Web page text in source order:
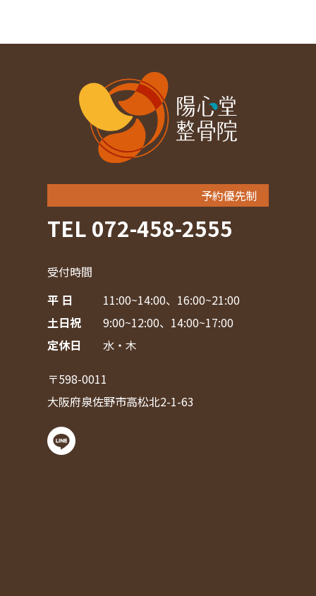
予約優先制
TEL 072-458-2555
受付時間
平 日
11:00~14:00、16:00~21:00
土日祝
9:00~12:00、14:00~17:00
定休日
水・木
〒598-0011
大阪府泉佐野市高松北2-1-63